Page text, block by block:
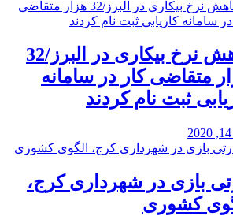
کاهش نرخ بیکاری در البرز/32
متقاضی کار در سامانه
ثبت نام کردند
بازی در شهرداری کرج،
کشوری